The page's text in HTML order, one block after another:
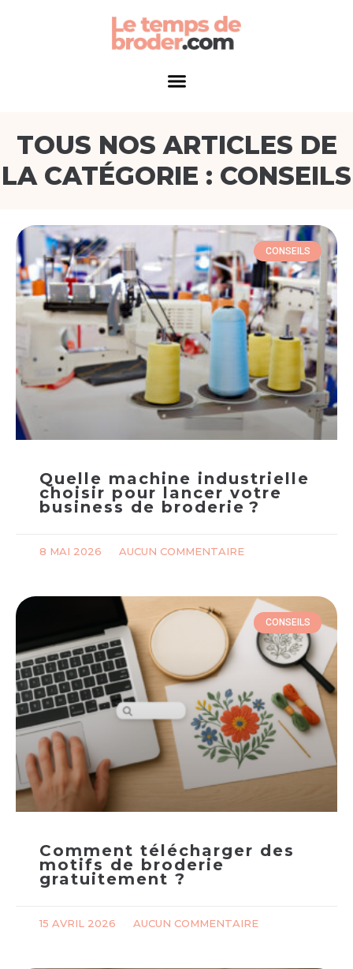
TOUS NOS ARTICLES DE
LA CATÉGORIE : CONSEILS
CONSEILS
Quelle machine industrielle
choisir pour lancer votre
business de broderie ?
8 MAI 2026 AUCUN COMMENTAIRE
CONSEILS
Comment télécharger des
motifs de broderie
gratuitement ?
15 AVRIL 2026 AUCUN COMMENTAIRE